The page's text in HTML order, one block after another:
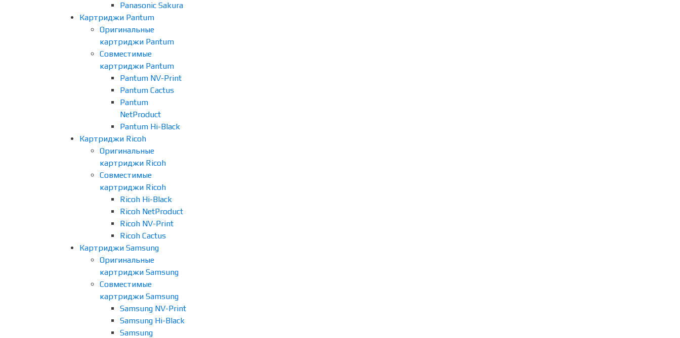
Panasonic Sakura
Картриджи Pantum
Оригинальные
картриджи Pantum
Совместимые
картриджи Pantum
Pantum NV-Print
Pantum Cactus
Pantum
NetProduct
Pantum Hi-Black
Картриджи Ricoh
Оригинальные
картриджи Ricoh
Совместимые
картриджи Ricoh
Ricoh Hi-Black
Ricoh NetProduct
Ricoh NV-Print
Ricoh Cactus
Картриджи Samsung
Оригинальные
картриджи Samsung
Совместимые
картриджи Samsung
Samsung NV-Print
Samsung Hi-Black
Samsung